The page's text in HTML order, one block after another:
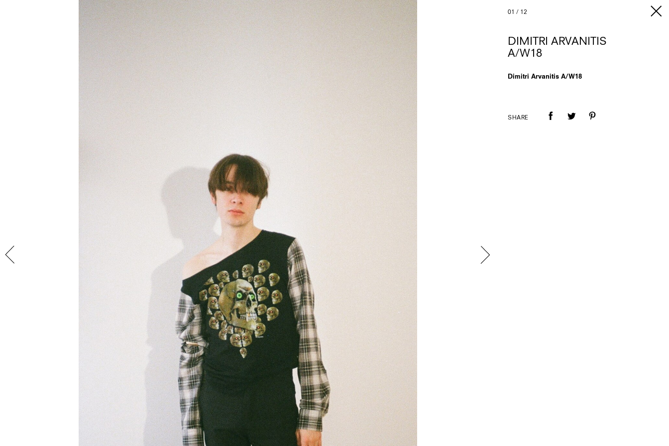
01 / 12
DIMITRI ARVANITIS
A/W18
Dimitri Arvanitis A/W18
SHARE